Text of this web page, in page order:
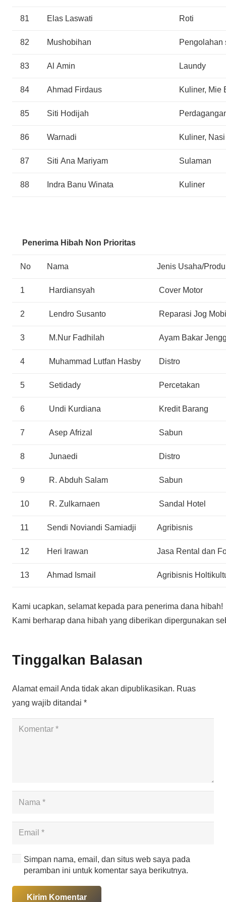
81 Elas Laswati Roti
82 Mushobihan Pengolahan
83 Al Amin Laundy
84 Ahmad Firdaus Kuliner, Mie
85 Siti Hodijah
86 Warnadi Kuliner,
87 Siti Ana Mariyam Sulaman
88 Indra Banu Winata Kuliner
Penerima Hibah Non Prioritas
No Nama Jenis Usaha/
1 Hardiansyah Cover Motor
2 Lendro Susanto Reparasi Jog
3 M.Nur Fadhilah Ayam Bakar
4 Muhammad Lutfan Hasby Distro
5 Setidady Percetakan
6 Undi Kurdiana Kredit Barang
7 Asep Afrizal Sabun
8 Junaedi Distro
9 R. Abduh Salam Sabun
10 R. Zulkarnaen Sandal Hotel
11 Sendi Noviandi Samiadji Agribisnis
12 Heri Irawan Jasa Rental dan
13 Ahmad Ismail Agribisnis
Kami ucapkan, selamat kepada para penerima dana hibah!
Kami berharap dana hibah yang diberikan dipergunakan
Tinggalkan Balasan
Alamat email Anda tidak akan dipublikasikan. Ruas
yang wajib ditandai *
Simpan nama, email, dan situs web saya pada
peramban ini untuk komentar saya berikutnya.
Kirim Komentar